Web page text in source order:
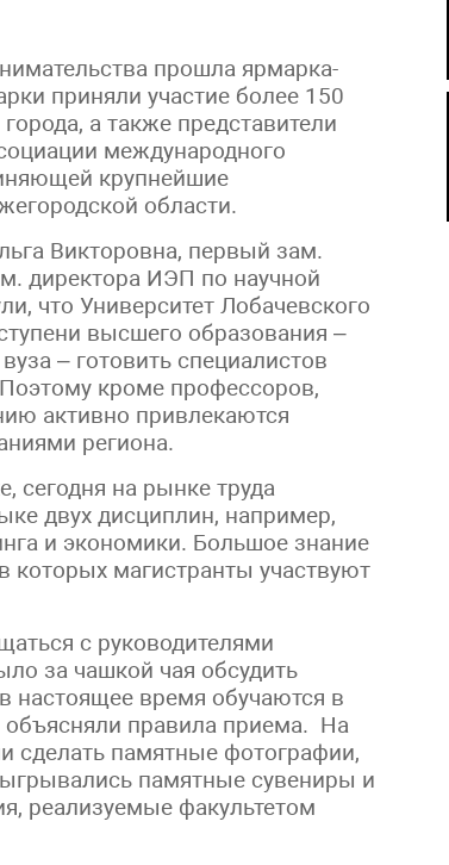
прошла ярмарка-
приняли участие более 150
а также представители
международного
крупнейшие
области.
Викторовна, первый зам.
директора ИЭП по научной
что Университет Лобачевского
высшего образования –
– готовить специалистов
кроме профессоров,
активно привлекаются
региона.
сегодня на рынке труда
двух дисциплин, например,
и экономики. Большое знание
которых магистранты участвуют
с руководителями
за чашкой чая обсудить
настоящее время обучаются в
правила приема. На
сделать памятные фотографии,
памятные сувениры и
реализуемые факультетом